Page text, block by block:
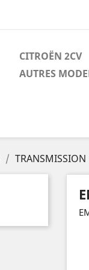
CITROËN 2CV
AUTRES
TRANSMISSION